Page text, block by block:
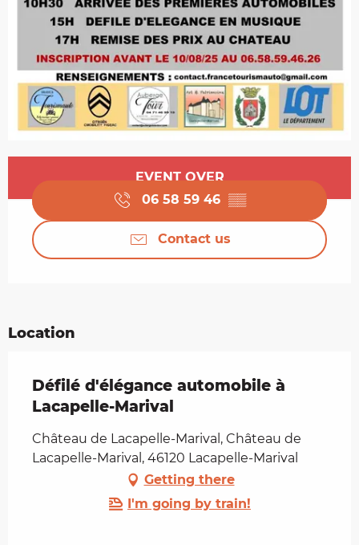
Opening hours & contact details
EVENT OVER
06 58 59 46 ▒▒
Contact us
Location
Défilé d'élégance automobile à
Lacapelle-Marival
Château de Lacapelle-Marival, Château de
Lacapelle-Marival, 46120 Lacapelle-Marival
Getting there
I'm going by train!